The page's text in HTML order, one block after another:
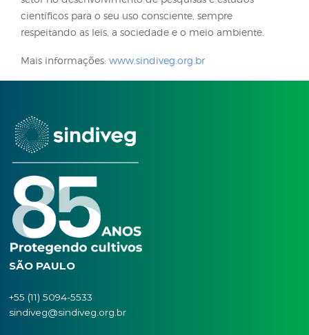
com queda de 6,6% em relação ao ano de 2023.
principais fatores que impactaram esta redução de
cambial devido à desvalorização do real.
Há mais de 80 anos, o Sindiveg – Sindicato
Indústria de Produtos para Defesa Vegetal atua no
País, com suas 23 associadas, e dando voz
indústria de produtos de defesa vegetal em todo o
território nacional.
O Sindicato tem como propósito a promoção da
correto e seguro dos defensivos, bem como apoiar
setor no desenvolvimento de pesquisas e estudos